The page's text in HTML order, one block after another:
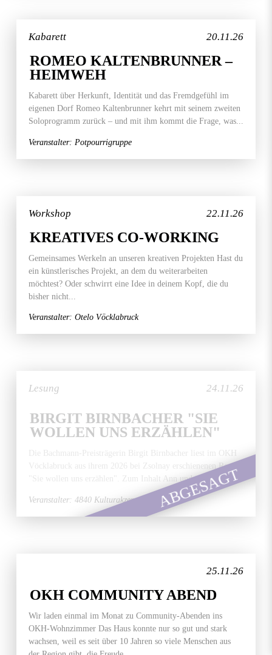
20.11.26
Kabarett
ROMEO KALTENBRUNNER –
HEIMWEH
Kabarett über Herkunft, Identität und das Fremdgefühl im
eigenen Dorf Romeo Kaltenbrunner kehrt mit seinem zweiten
Soloprogramm zurück – und mit ihm kommt die Frage, was...
Veranstalter: Potpourrigruppe
22.11.26
Workshop
KREATIVES CO-WORKING
Gemeinsames Werkeln an unseren kreativen Projekten Hast du
ein künstlerisches Projekt, an dem du weiterarbeiten
möchtest? Oder schwirrt eine Idee in deinem Kopf, die du
bisher nicht...
Veranstalter: Otelo Vöcklabruck
ABGESAGT
24.11.26
Lesung
BIRGIT BIRNBACHER "SIE
WOLLEN UNS ERZÄHLEN"
Die Bachmann-Preisträgerin Birgit Birnbacher liest im OKH
Vöcklabruck aus ihrem 2026 bei Zsolnay erschienenen Roman
"Sie wollen uns erzählen". Zum Inhalt Ann und ihr...
Veranstalter: 4840 Kulturakzente
25.11.26
OKH COMMUNITY ABEND
Wir laden einmal im Monat zu Community-Abenden ins
OKH-Wohnzimmer Das Haus konnte nur so gut und stark
wachsen, weil es seit über 10 Jahren so viele Menschen aus